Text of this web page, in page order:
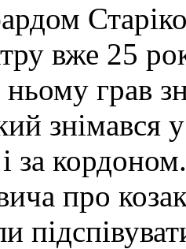
вже 25
ньому грав
знімався
і за
про